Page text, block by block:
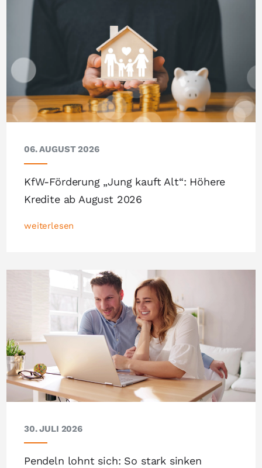
06. AUGUST 2026
KfW-Förderung „Jung kauft Alt“: Höhere
Kredite ab August 2026
weiterlesen
30. JULI 2026
Pendeln lohnt sich: So stark sinken